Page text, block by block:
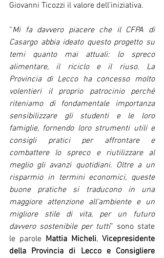
Giovanni Ticozzi il valore dell’iniziativa.
“Mi fa davvero piacere che il CFPA di
Casargo abbia ideato questo progetto su
temi quanto mai attuali: lo spreco
alimentare, il riciclo e il riuso. La
Provincia di Lecco ha concesso molto
volentieri il proprio patrocinio perché
riteniamo di fondamentale importanza
sensibilizzare gli studenti e le loro
famiglie, fornendo loro strumenti utili e
consigli pratici per affrontare e
combattere lo spreco e riutilizzare al
meglio gli avanzi quotidiani. Oltre a un
risparmio in termini economici, queste
buone pratiche si traducono in una
maggiore attenzione all’ambiente e un
migliore stile di vita, per un futuro
davvero sostenibile per tutti” sono state
le parole Mattia Micheli, Vicepresidente
della Provincia di Lecco e Consigliere